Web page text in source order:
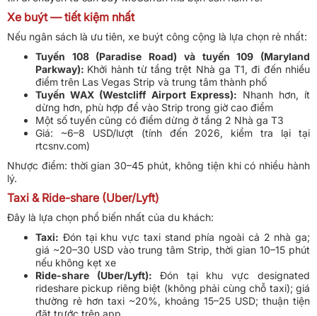
Xe buýt — tiết kiệm nhất
Nếu ngân sách là ưu tiên, xe buýt công cộng là lựa chọn rẻ nhất:
Tuyến 108 (Paradise Road) và tuyến 109 (Maryland
Parkway): Khởi hành từ tầng trệt Nhà ga T1, đi đến nhiều
điểm trên Las Vegas Strip và trung tâm thành phố
Tuyến WAX (Westcliff Airport Express): Nhanh hơn, ít
dừng hơn, phù hợp để vào Strip trong giờ cao điểm
Một số tuyến cũng có điểm dừng ở tầng 2 Nhà ga T3
Giá: ~6–8 USD/lượt (tính đến 2026, kiểm tra lại tại
rtcsnv.com)
Nhược điểm: thời gian 30–45 phút, không tiện khi có nhiều hành
lý.
Taxi & Ride-share (Uber/Lyft)
Đây là lựa chọn phổ biến nhất của du khách:
Taxi: Đón tại khu vực taxi stand phía ngoài cả 2 nhà ga;
giá ~20–30 USD vào trung tâm Strip, thời gian 10–15 phút
nếu không kẹt xe
Ride-share (Uber/Lyft): Đón tại khu vực designated
rideshare pickup riêng biệt (không phải cùng chỗ taxi); giá
thường rẻ hơn taxi ~20%, khoảng 15–25 USD; thuận tiện
đặt trước trên app